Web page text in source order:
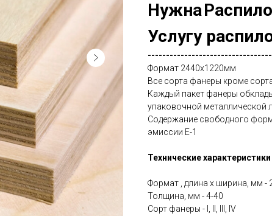
Нужна
Услугу
Формат 2440х1220мм
Все сорта фанеры кроме
Каждый пакет фанеры
упаковочной металлической
Содержание свободного
эмиссии E-1
Технические характеристики
Формат , длина х ширина, мм -
Толщина, мм - 4-40
Сорт фанеры - I, II, III, IV